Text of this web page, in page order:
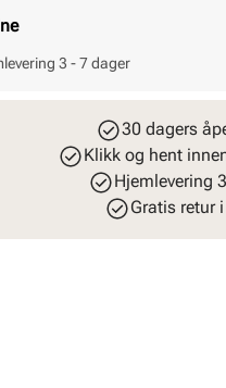
3 - 7 dager
30 dagers
Klikk og hent
Hjemlevering
Gratis retur